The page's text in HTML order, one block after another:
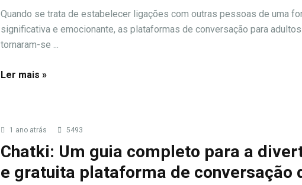
Quando se trata de estabelecer ligações com outras pessoas de uma
significativa e emocionante, as plataformas de conversação para adultos
tornaram-se ...
Ler mais »
1 ano atrás 5493
Chatki: Um guia completo para a
e gratuita plataforma de conversação